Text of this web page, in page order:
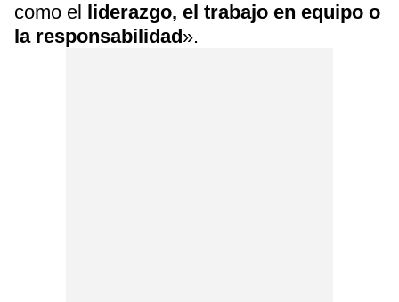
como el liderazgo, el trabajo en equipo o
la responsabilidad».